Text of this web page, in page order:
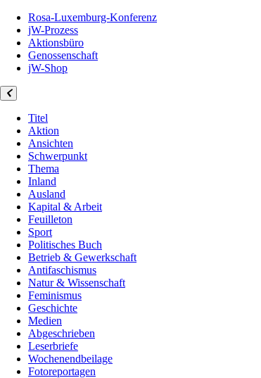
Rosa-Luxemburg-Konferenz
jW-Prozess
Aktionsbüro
Genossenschaft
jW-Shop
Titel
Aktion
Ansichten
Schwerpunkt
Thema
Inland
Ausland
Kapital & Arbeit
Feuilleton
Sport
Politisches Buch
Betrieb & Gewerkschaft
Antifaschismus
Natur & Wissenschaft
Feminismus
Geschichte
Medien
Abgeschrieben
Leserbriefe
Wochenendbeilage
Fotoreportagen